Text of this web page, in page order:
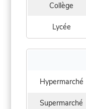
Collège
Lycée
Hypermarché
Supermarché